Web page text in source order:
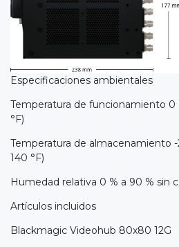
Especificaciones ambientales
Temperatura de funcionamiento 0
°F)
Temperatura de almacenamiento -
140 °F)
Humedad relativa 0 % a 90 % sin
Artículos incluidos
Blackmagic Videohub 80x80 12G